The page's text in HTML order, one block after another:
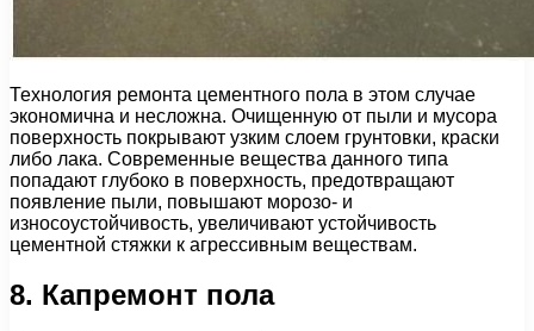
Технология ремонта цементного пола в этом случае
экономична и несложна. Очищенную от пыли и мусора
поверхность покрывают узким слоем грунтовки, краски
либо лака. Современные вещества данного типа
попадают глубоко в поверхность, предотвращают
появление пыли, повышают морозо- и
износоустойчивость, увеличивают устойчивость
цементной стяжки к агрессивным веществам.
8. Капремонт пола